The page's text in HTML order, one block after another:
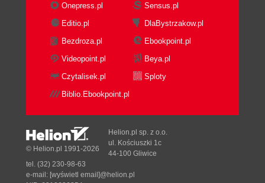
Onepress.pl
Sensus.pl
Editio.pl
DlaBystrzakow.pl
Bezdroza.pl
Ebookpoint.pl
Videopoint.pl
Beya.pl
Czytalisek.pl
Sploty
Biblio.Ebookpoint.pl
© Helion.pl 1991-2026
Helion.pl sp. z o.o.
ul. Kościuszki 1c
44-100 Gliwice
tel. (32) 230-98-63
e-mail: [wyświetl email]@helion.pl